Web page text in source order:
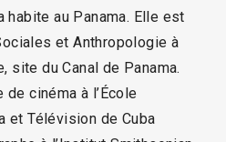
habite au Panama. Elle est
et Anthropologie à
site du Canal de Panama.
de cinéma à l’École
et Télévision de Cuba